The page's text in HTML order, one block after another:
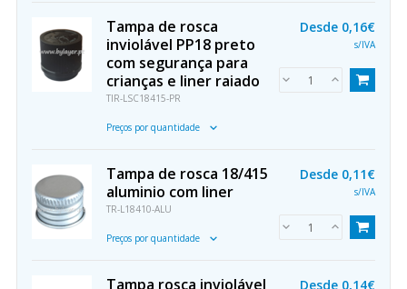
Tampa de rosca
inviolável PP18 preto
com segurança para
crianças e liner raiado
TIR-LSC18415-PR
Preços por quantidade
Desde 0,16€
s/IVA
Tampa de rosca 18/415
aluminio com liner
TR-L18410-ALU
Preços por quantidade
Desde 0,11€
s/IVA
Tampa rosca inviolável Desde 0,14€